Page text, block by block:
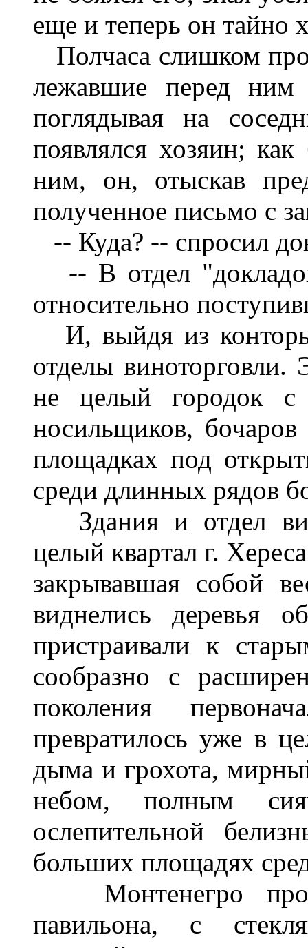
еще и теперь он тайно
Полчаса слишком
лежавшие перед
поглядывая на
появлялся хозяин;
ним, он, отыскав
полученное письмо с
-- Куда? -- спросил
-- В отдел
относительно
И, выйдя из
отделы виноторговли.
не целый городок с
носильщиков,
площадках под
среди длинных рядов
Здания и отдел
целый квартал г.
закрывавшая собой
виднелись деревья
пристраивали к
сообразно с
поколения
превратилось уже в
дыма и грохота,
небом, полным
ослепительной
больших площадях
Монтенегро
павильона, с